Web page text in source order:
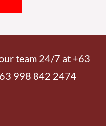
team 24/7 at +63
998 842 2474